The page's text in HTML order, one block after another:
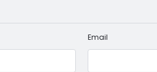
Email